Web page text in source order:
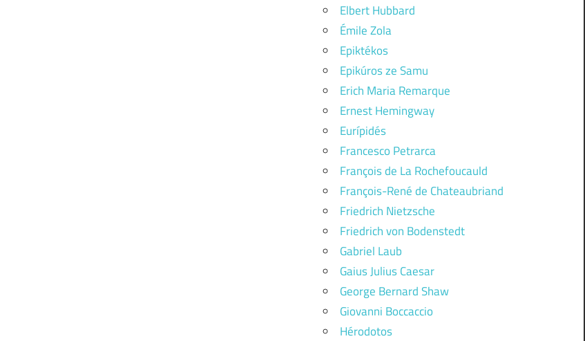
Elbert Hubbard
Émile Zola
Epiktékos
Epikúros ze Samu
Erich Maria Remarque
Ernest Hemingway
Eurípidés
Francesco Petrarca
François de La Rochefoucauld
François-René de Chateaubriand
Friedrich Nietzsche
Friedrich von Bodenstedt
Gabriel Laub
Gaius Julius Caesar
George Bernard Shaw
Giovanni Boccaccio
Hérodotos